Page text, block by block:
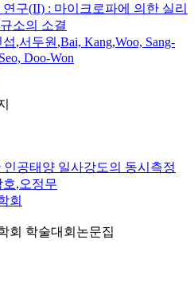
구(II) : 마이크로파에 의한 실리
소의 소결
섭,서두원,Bai, Kang,Woo, Sang-
Seo, Doo-Won
공태양 일사강도의 동시측정
호,오정무
회
회 학술대회논문집